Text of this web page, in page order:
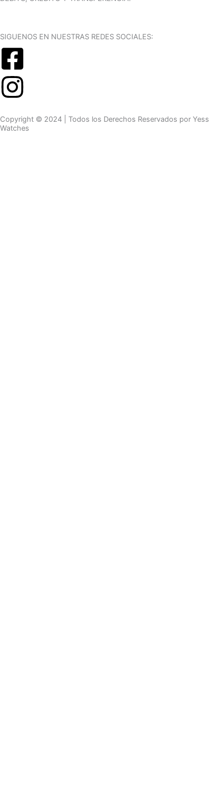
SIGUENOS EN NUESTRAS REDES SOCIALES:
Copyright © 2024 | Todos los Derechos Reservados por Yess
Watches